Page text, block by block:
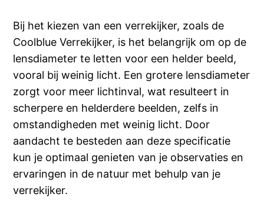
Bij het kiezen van een verrekijker, zoals de
Coolblue Verrekijker, is het belangrijk om op de
lensdiameter te letten voor een helder beeld,
vooral bij weinig licht. Een grotere lensdiameter
zorgt voor meer lichtinval, wat resulteert in
scherpere en helderdere beelden, zelfs in
omstandigheden met weinig licht. Door
aandacht te besteden aan deze specificatie
kun je optimaal genieten van je observaties en
ervaringen in de natuur met behulp van je
verrekijker.